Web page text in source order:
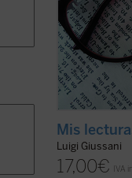
Mis
Luigi Giussani
17,00€ IVA